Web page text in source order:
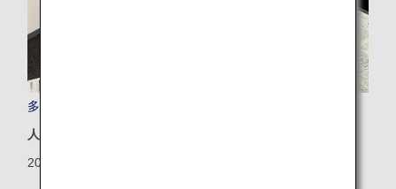
多様な個性を活かした共創アート作品
人権・DEI
2024/12/26